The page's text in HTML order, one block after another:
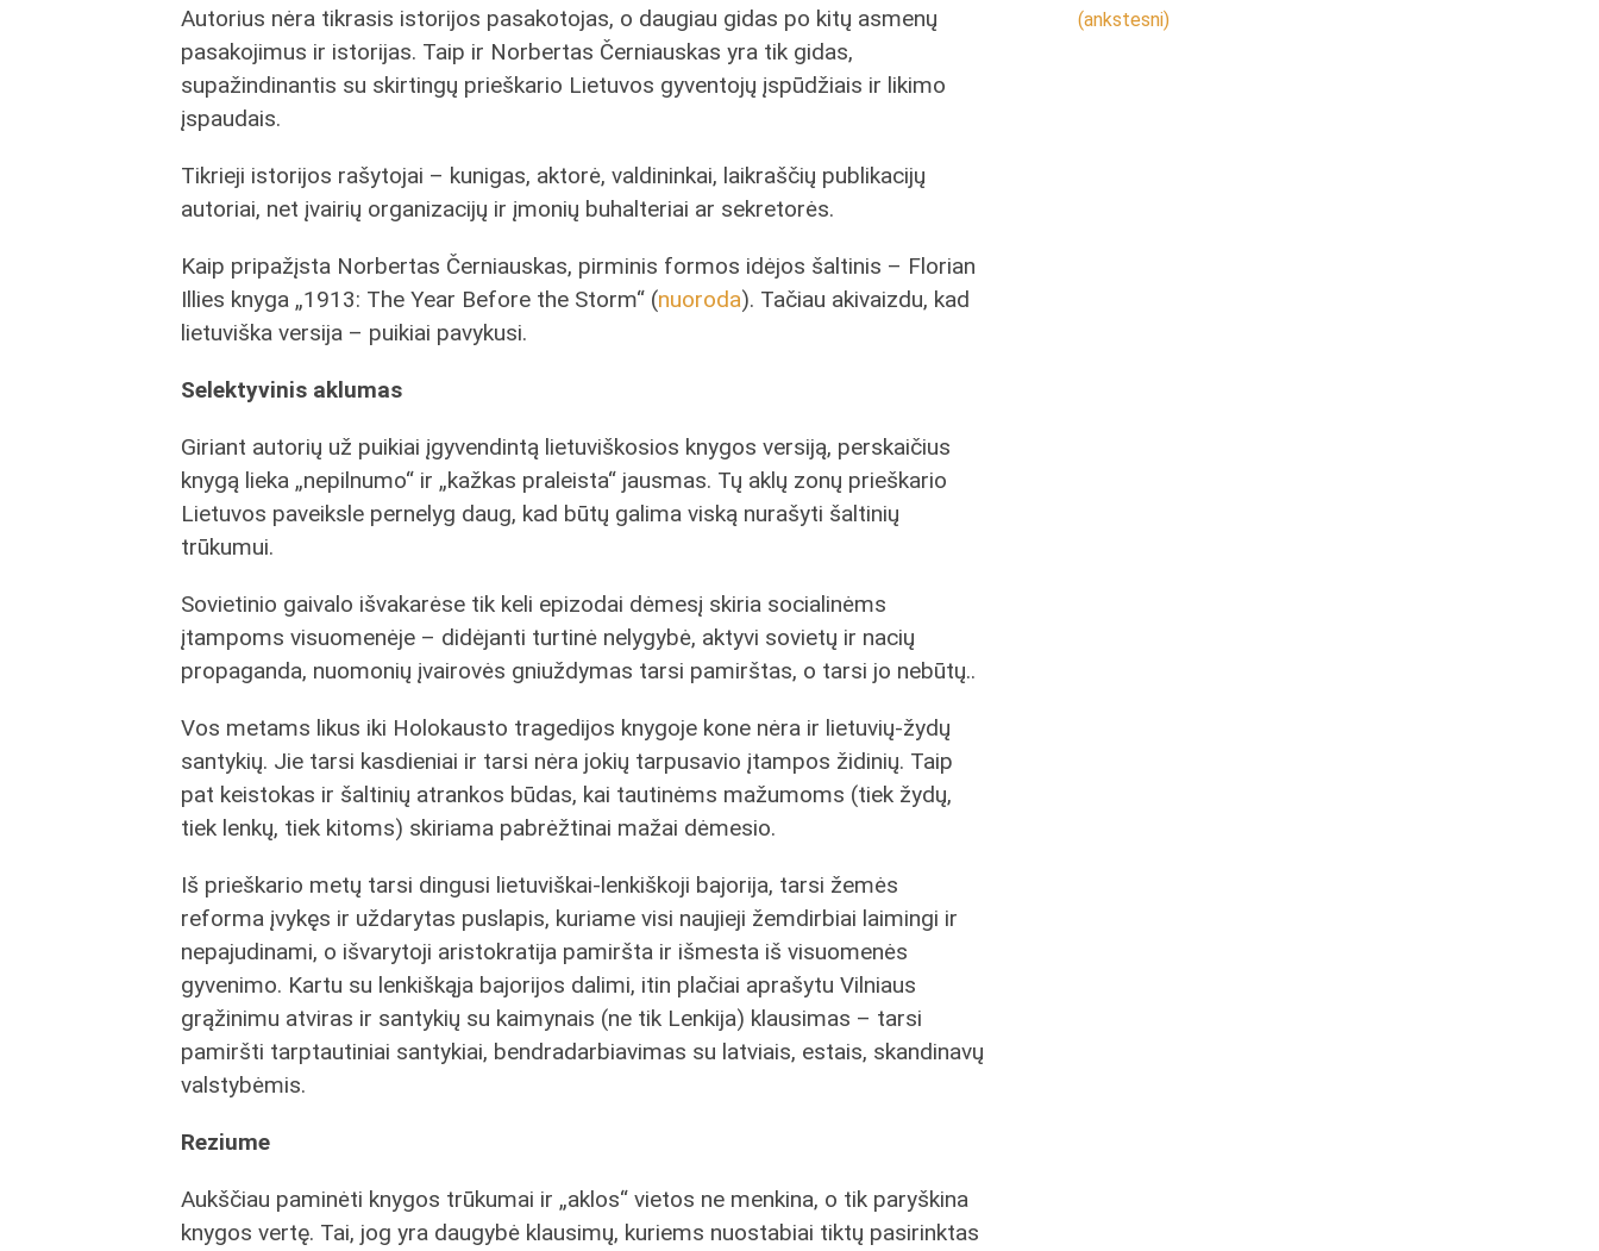
Autorius nėra tikrasis istorijos pasakotojas, o daugiau gidas po kitų asmenų
pasakojimus ir istorijas. Taip ir Norbertas Černiauskas yra tik gidas,
supažindinantis su skirtingų prieškario Lietuvos gyventojų įspūdžiais ir likimo
įspaudais.
Tikrieji istorijos rašytojai – kunigas, aktorė, valdininkai, laikraščių publikacijų
autoriai, net įvairių organizacijų ir įmonių buhalteriai ar sekretorės.
Kaip pripažįsta Norbertas Černiauskas, pirminis formos idėjos šaltinis – Florian
Illies knyga „1913: The Year Before the Storm“ (nuoroda). Tačiau akivaizdu, kad
lietuviška versija – puikiai pavykusi.
Selektyvinis aklumas
Giriant autorių už puikiai įgyvendintą lietuviškosios knygos versiją, perskaičius
knygą lieka „nepilnumo“ ir „kažkas praleista“ jausmas. Tų aklų zonų prieškario
Lietuvos paveiksle pernelyg daug, kad būtų galima viską nurašyti šaltinių
trūkumui.
Sovietinio gaivalo išvakarėse tik keli epizodai dėmesį skiria socialinėms
įtampoms visuomenėje – didėjanti turtinė nelygybė, aktyvi sovietų ir nacių
propaganda, nuomonių įvairovės gniuždymas tarsi pamirštas, o tarsi jo nebūtų..
Vos metams likus iki Holokausto tragedijos knygoje kone nėra ir lietuvių-žydų
santykių. Jie tarsi kasdieniai ir tarsi nėra jokių tarpusavio įtampos židinių. Taip
pat keistokas ir šaltinių atrankos būdas, kai tautinėms mažumoms (tiek žydų,
tiek lenkų, tiek kitoms) skiriama pabrėžtinai mažai dėmesio.
Iš prieškario metų tarsi dingusi lietuviškai-lenkiškoji bajorija, tarsi žemės
reforma įvykęs ir uždarytas puslapis, kuriame visi naujieji žemdirbiai laimingi ir
nepajudinami, o išvarytoji aristokratija pamiršta ir išmesta iš visuomenės
gyvenimo. Kartu su lenkiškąja bajorijos dalimi, itin plačiai aprašytu Vilniaus
grąžinimu atviras ir santykių su kaimynais (ne tik Lenkija) klausimas – tarsi
pamiršti tarptautiniai santykiai, bendradarbiavimas su latviais, estais, skandinavų
valstybėmis.
Reziume
Aukščiau paminėti knygos trūkumai ir „aklos“ vietos ne menkina, o tik paryškina
knygos vertę. Tai, jog yra daugybė klausimų, kuriems nuostabiai tiktų pasirinktas
(ankstesni)